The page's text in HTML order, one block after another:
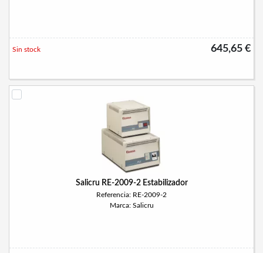
645,65 €
Sin stock
Salicru RE-2009-2 Estabilizador
Referencia: RE-2009-2
Marca: Salicru